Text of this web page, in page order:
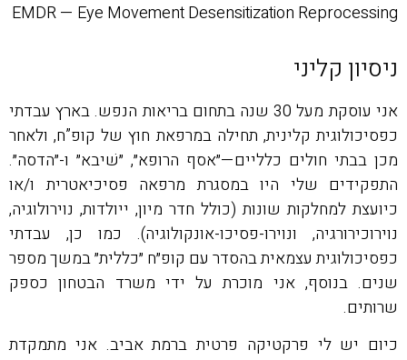
EMDR — Eye Movement Desensitization Reprocessing
ניסיון קליני
אני עוסקת מעל 30 שנה בתחום בריאות הנפש. בארץ עבדתי
כפסיכולוגית קלינית, תחילה במרפאת חוץ של קופ”ח, ולאחר
מכן בבתי חולים כלליים—״אסף הרופא״, ״שׁיבא״ ו-״הדסה״.
התפקידים שלי היו במסגרת מרפאה פסיכיאטרית ו/או
כיועצת למחלקות שונות (כולל חדר מיון, ייולדות, נוירולוגיה,
נוירוכירורגיה, ונוירו-פסיכו-אונקולוגיה). כמו כן, עבדתי
כפסיכולוגית עצמאית בהסדר עם קופ״ח ״כללית״ במשך מספר
שנים. בנוסף, אני מוכרת על ידי משרד הבטחון כספק
שרותים.
כיום יש לי פרקטיקה פרטית ברמת אביב. אני מתמקדת